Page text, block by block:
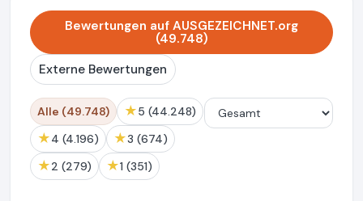
Bewertungen auf AUSGEZEICHNET.org
(49.748)
Externe Bewertungen
Alle (49.748) ★ 5 (44.248)
★ 4 (4.196) ★ 3 (674)
★ 2 (279) ★ 1 (351)